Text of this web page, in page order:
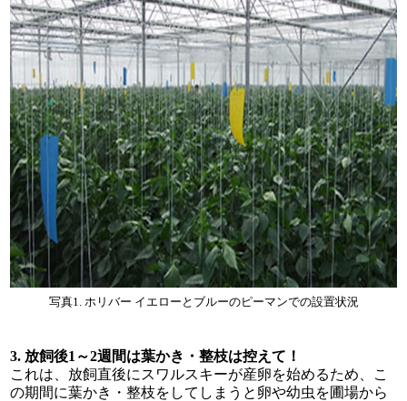
写真1. ホリバー イエローとブルーのピーマンでの設置状況
3. 放飼後1～2週間は葉かき・整枝は控えて！
これは、放飼直後にスワルスキーが産卵を始めるため、こ
の期間に葉かき・整枝をしてしまうと卵や幼虫を圃場から